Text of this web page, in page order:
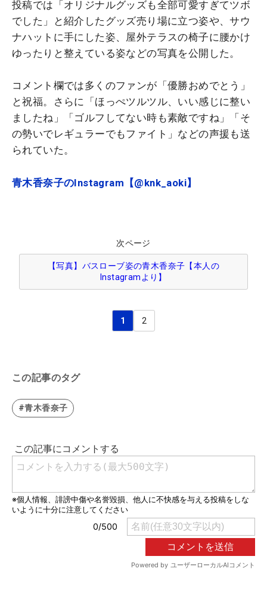
投稿では「オリジナルグッズも全部可愛すぎてツボ
でした」と紹介したグッズ売り場に立つ姿や、サウ
ナハットに手にした姿、屋外テラスの椅子に腰かけ
ゆったりと整えている姿などの写真を公開した。
コメント欄では多くのファンが「優勝おめでとう」
と祝福。さらに「ほっぺツルツル、いい感じに整い
ましたね」「ゴルフしてない時も素敵ですね」「そ
の勢いでレギュラーでもファイト」などの声援も送
られていた。
青木香奈子のInstagram【@knk_aoki】
次ページ
【写真】バスローブ姿の青木香奈子【本人の
Instagramより】
1 2
この記事のタグ
#青木香奈子